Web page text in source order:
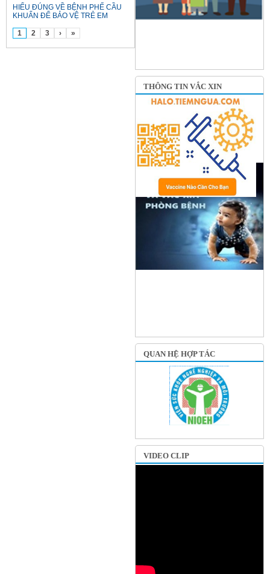
HIỂU ĐÚNG VỀ BỆNH PHẾ CẦU
KHUẨN ĐỂ BẢO VỆ TRẺ EM
1 2 3 › »
THÔNG TIN VẮC XIN
QUAN HỆ HỢP TÁC
VIDEO CLIP